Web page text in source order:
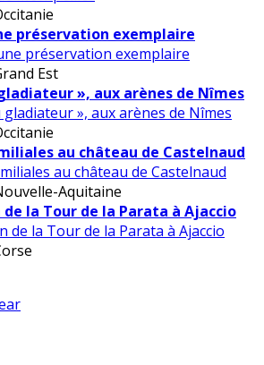
préservation exemplaire
Est
», aux arènes de Nîmes
au château de Castelnaud
Aquitaine
la Tour de la Parata à Ajaccio